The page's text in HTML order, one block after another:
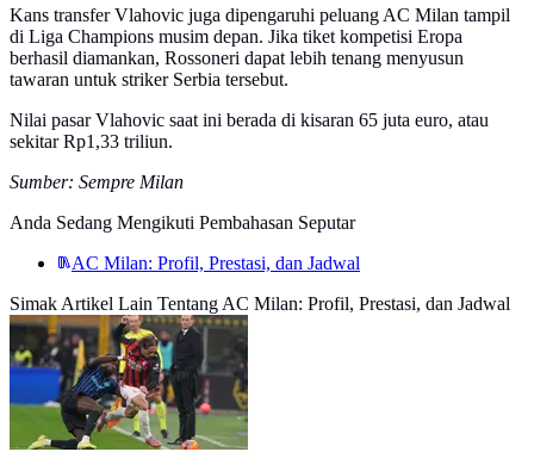
Kans transfer Vlahovic juga dipengaruhi peluang AC Milan tampil
di Liga Champions musim depan. Jika tiket kompetisi Eropa
berhasil diamankan, Rossoneri dapat lebih tenang menyusun
tawaran untuk striker Serbia tersebut.
Nilai pasar Vlahovic saat ini berada di kisaran 65 juta euro, atau
sekitar Rp1,33 triliun.
Sumber: Sempre Milan
Anda Sedang Mengikuti Pembahasan Seputar
AC Milan: Profil, Prestasi, dan Jadwal
Simak Artikel Lain Tentang AC Milan: Profil, Prestasi, dan Jadwal